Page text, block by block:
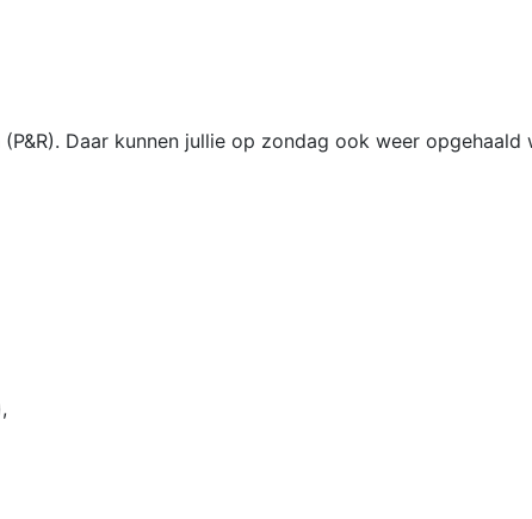
Daar kunnen jullie op zondag ook weer